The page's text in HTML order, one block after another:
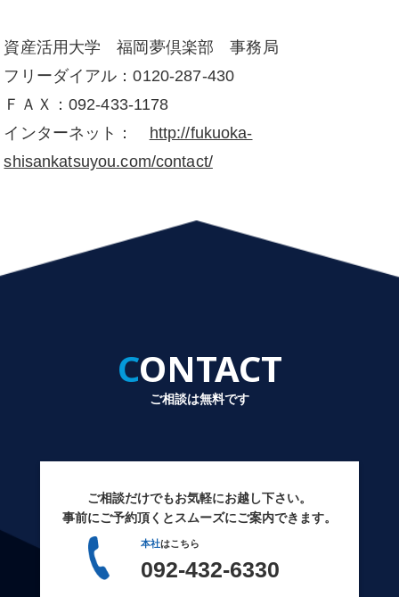
資産活用大学 福岡夢倶楽部 事務局
フリーダイアル：0120-287-430
ＦＡＸ：092-433-1178
インターネット： http://fukuoka-
shisankatsuyou.com/contact/
CONTACT
ご相談は無料です
ご相談だけでもお気軽にお越し下さい。
事前にご予約頂くとスムーズにご案内できます。
本社はこちら
092-432-6330